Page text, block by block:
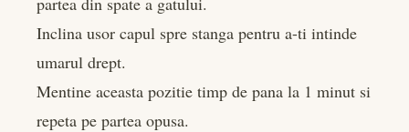
Inclina usor capul spre stanga pentru a-ti intinde
umarul drept.
Mentine aceasta pozitie timp de pana la 1 minut si
repeta pe partea opusa.